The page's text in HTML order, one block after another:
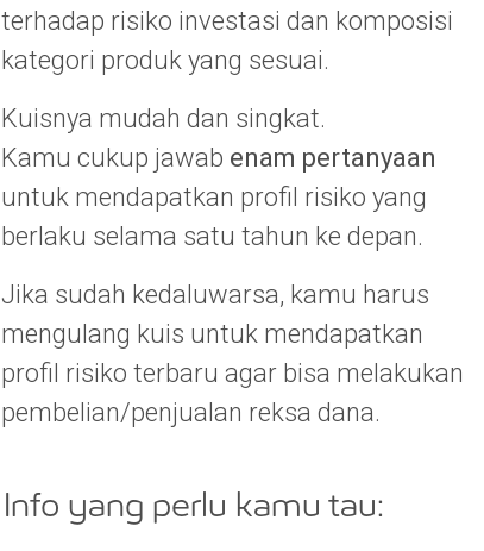
terhadap risiko investasi dan komposisi
kategori produk yang sesuai.
Kuisnya mudah dan singkat.
Kamu cukup jawab enam pertanyaan
untuk mendapatkan profil risiko yang
berlaku selama satu tahun ke depan.
Jika sudah kedaluwarsa, kamu harus
mengulang kuis untuk mendapatkan
profil risiko terbaru agar bisa melakukan
pembelian/penjualan reksa dana.
Info yang perlu kamu tau: